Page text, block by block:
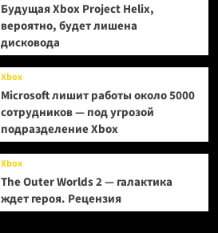
Будущая Xbox Project Helix,
вероятно, будет лишена
дисковода
Xbox
Microsoft лишит работы около 5000
сотрудников — под угрозой
подразделение Xbox
Xbox
The Outer Worlds 2 — галактика
ждет героя. Рецензия